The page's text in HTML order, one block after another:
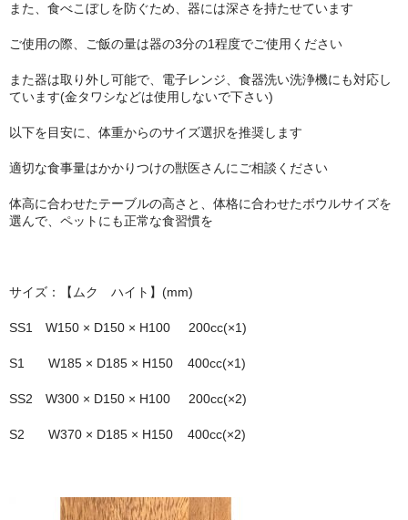
また、食べこぼしを防ぐため、器には深さを持たせています
ご使用の際、ご飯の量は器の3分の1程度でご使用ください
また器は取り外し可能で、電子レンジ、食器洗い洗浄機にも対応し
ています(金タワシなどは使用しないで下さい)
以下を目安に、体重からのサイズ選択を推奨します
適切な食事量はかかりつけの獣医さんにご相談ください
体高に合わせたテーブルの高さと、体格に合わせたボウルサイズを
選んで、ペットにも正常な食習慣を
サイズ：【ムク ハイト】(mm)
SS1 W150 × D150 × H100 200cc(×1)
S1 W185 × D185 × H150 400cc(×1)
SS2 W300 × D150 × H100 200cc(×2)
S2 W370 × D185 × H150 400cc(×2)